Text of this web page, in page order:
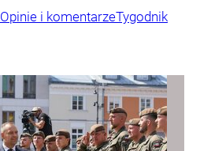
Opinie i komentarzeTygodnik